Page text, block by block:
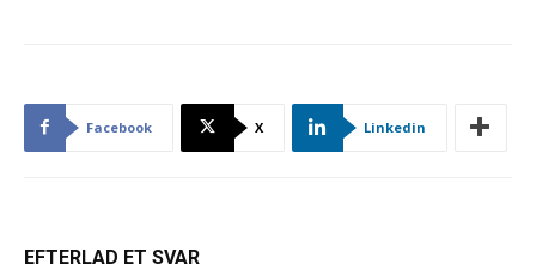
Facebook X Linkedin
EFTERLAD ET SVAR